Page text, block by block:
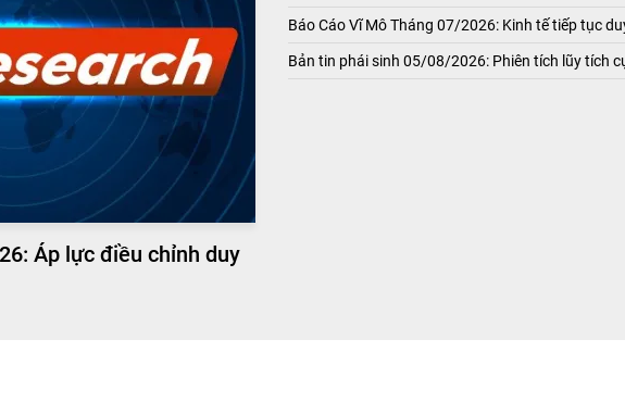
Áp lực điều chỉnh duy
Báo Cáo Vĩ Mô Tháng 07/2026: Kinh tế tiếp tục
Bản tin phái sinh 05/08/2026: Phiên tích lũy tích